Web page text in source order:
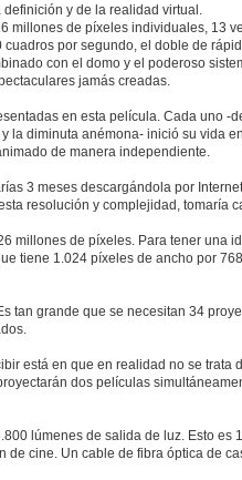
y de la realidad virtual.
millones de píxeles individuales, 13
por segundo, el doble de
con el domo y el poderoso
jamás creadas.
en esta película. Cada uno -
la diminuta anémona- inició su vida
de manera independiente.
3 meses descargándola por
resolución y complejidad, tomaría
millones de píxeles. Para tener una
tiene 1.024 píxeles de ancho por
tan grande que se necesitan 34
está en que en realidad no se trata
dos películas
lúmenes de salida de luz. Esto es
cine. Un cable de fibra óptica de